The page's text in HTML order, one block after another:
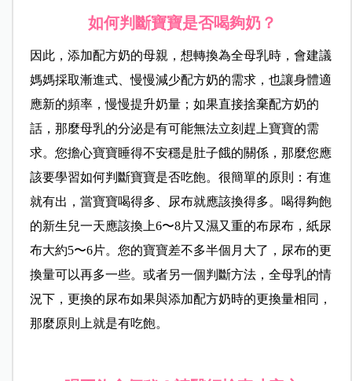
如何判斷寶寶是否喝夠奶？
因此，添加配方奶的母親，想轉換為全母乳時，會建議
媽媽採取漸進式、慢慢減少配方奶的需求，也讓身體適
應新的頻率，慢慢提升奶量；如果直接捨棄配方奶的
話，那麼母乳的分泌是有可能無法立刻趕上寶寶的需
求。您擔心寶寶睡得不安穩是肚子餓的關係，那麼您應
該要學習如何判斷寶寶是否吃飽。很簡單的原則：有進
就有出，當寶寶喝得多、尿布就應該換得多。喝得夠飽
的新生兒一天應該換上6〜8片又濕又重的布尿布，紙尿
布大約5〜6片。您的寶寶差不多半個月大了，尿布的更
換量可以再多一些。或者另一個判斷方法，全母乳的情
況下，更換的尿布如果與添加配方奶時的更換量相同，
那麼原則上就是有吃飽。